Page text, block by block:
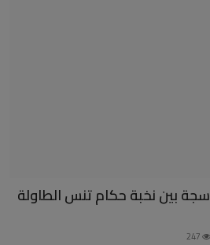
بين نخبة حكام تنس الطاولة